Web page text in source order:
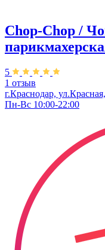
Chop-Chop /
5
1 отзыв
г.Краснодар,
Пн-Вс 10:00-22:00